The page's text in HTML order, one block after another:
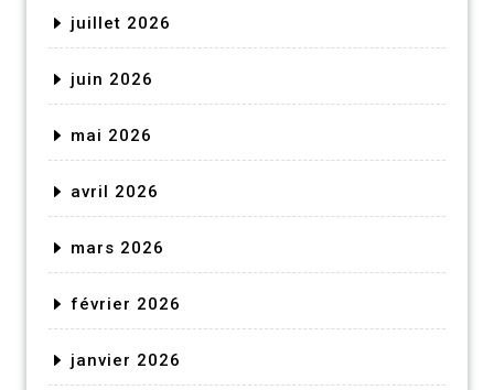
juillet 2026
juin 2026
mai 2026
avril 2026
mars 2026
février 2026
janvier 2026